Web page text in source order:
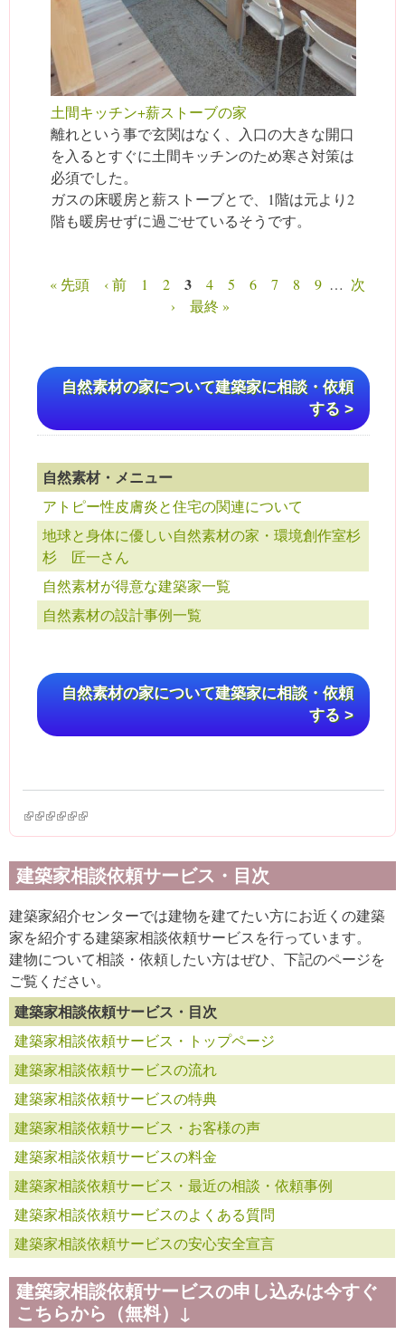
土間キッチン+薪ストーブの家
離れという事で玄関はなく、入口の大きな開口
を入るとすぐに土間キッチンのため寒さ対策は
必須でした。
ガスの床暖房と薪ストーブとで、1階は元より2
階も暖房せずに過ごせているそうです。
ページ
« 先頭 ‹ 前 1 2 3 4 5 6 7 8 9 … 次
›
最終 »
自然素材の家について建築家に相談・依頼
する >
自然素材・メニュー
アトピー性皮膚炎と住宅の関連について
地球と身体に優しい自然素材の家・環境創作室杉
杉 匠一さん
自然素材が得意な建築家一覧
自然素材の設計事例一覧
自然素材の家について建築家に相談・依頼
する >
(link is external)
(link is external)
(link is external)
(link is external)
(link is external)
(link is external)
建築家相談依頼サービス・目次
建築家紹介センターでは建物を建てたい方にお近くの建築
家を紹介する建築家相談依頼サービスを行っています。
建物について相談・依頼したい方はぜひ、下記のページを
ご覧ください。
建築家相談依頼サービス・目次
建築家相談依頼サービス・トップページ
建築家相談依頼サービスの流れ
建築家相談依頼サービスの特典
建築家相談依頼サービス・お客様の声
建築家相談依頼サービスの料金
建築家相談依頼サービス・最近の相談・依頼事例
建築家相談依頼サービスのよくある質問
建築家相談依頼サービスの安心安全宣言
建築家相談依頼サービスの申し込みは今すぐ
こちらから（無料）↓